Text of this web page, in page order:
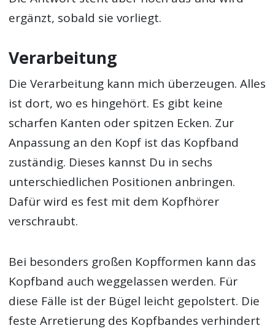
ergänzt, sobald sie vorliegt.
Verarbeitung
Die Verarbeitung kann mich überzeugen. Alles
ist dort, wo es hingehört. Es gibt keine
scharfen Kanten oder spitzen Ecken. Zur
Anpassung an den Kopf ist das Kopfband
zuständig. Dieses kannst Du in sechs
unterschiedlichen Positionen anbringen.
Dafür wird es fest mit dem Kopfhörer
verschraubt.
Bei besonders großen Kopfformen kann das
Kopfband auch weggelassen werden. Für
diese Fälle ist der Bügel leicht gepolstert. Die
feste Arretierung des Kopfbandes verhindert